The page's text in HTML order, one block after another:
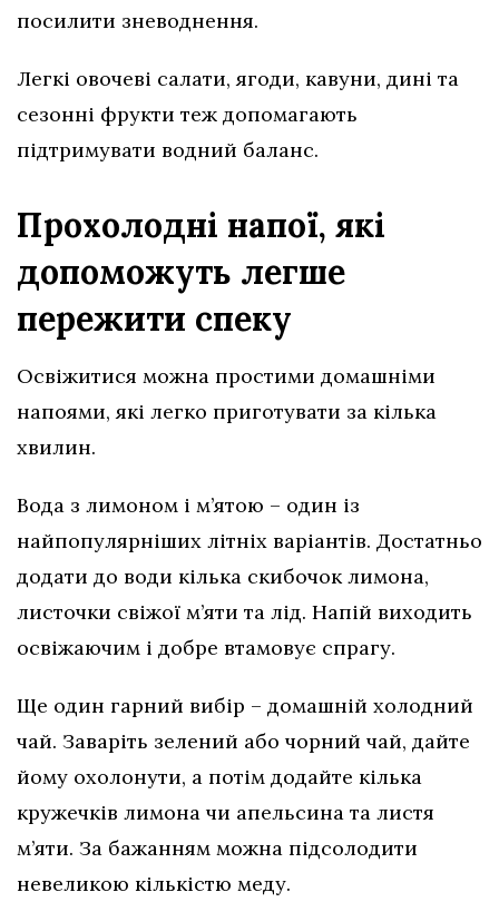
посилити зневоднення.
Легкі овочеві салати, ягоди, кавуни, дині та
сезонні фрукти теж допомагають
підтримувати водний баланс.
Прохолодні напої, які
допоможуть легше
пережити спеку
Освіжитися можна простими домашніми
напоями, які легко приготувати за кілька
хвилин.
Вода з лимоном і м’ятою – один із
найпопулярніших літніх варіантів. Достатньо
додати до води кілька скибочок лимона,
листочки свіжої м’яти та лід. Напій виходить
освіжаючим і добре втамовує спрагу.
Ще один гарний вибір – домашній холодний
чай. Заваріть зелений або чорний чай, дайте
йому охолонути, а потім додайте кілька
кружечків лимона чи апельсина та листя
м’яти. За бажанням можна підсолодити
невеликою кількістю меду.